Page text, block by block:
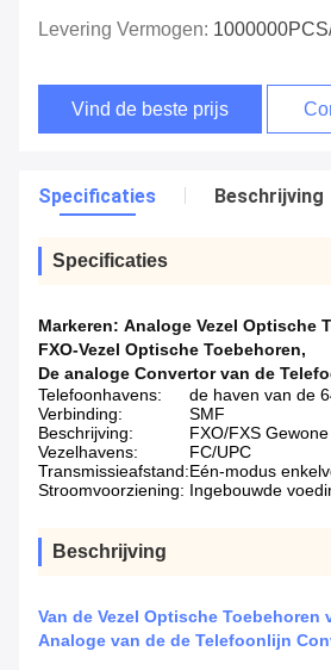
Levering Vermogen:
Vind de beste prijs
Specificaties Beschrijving
Specificaties
Markeren: Analoge Vezel Optische
FXO-Vezel Optische Toebehoren,
De analoge Convertor van de
Telefoonhavens:
de haven van de
Verbinding:
SMF
Beschrijving:
FXO/FXS
Vezelhavens:
FC/UPC
Transmissieafstand:Eén-modus
Stroomvoorziening: Ingebouwde
Beschrijving
Van de Vezel Optische Toebehoren
Analoge van de de Telefoonlijn